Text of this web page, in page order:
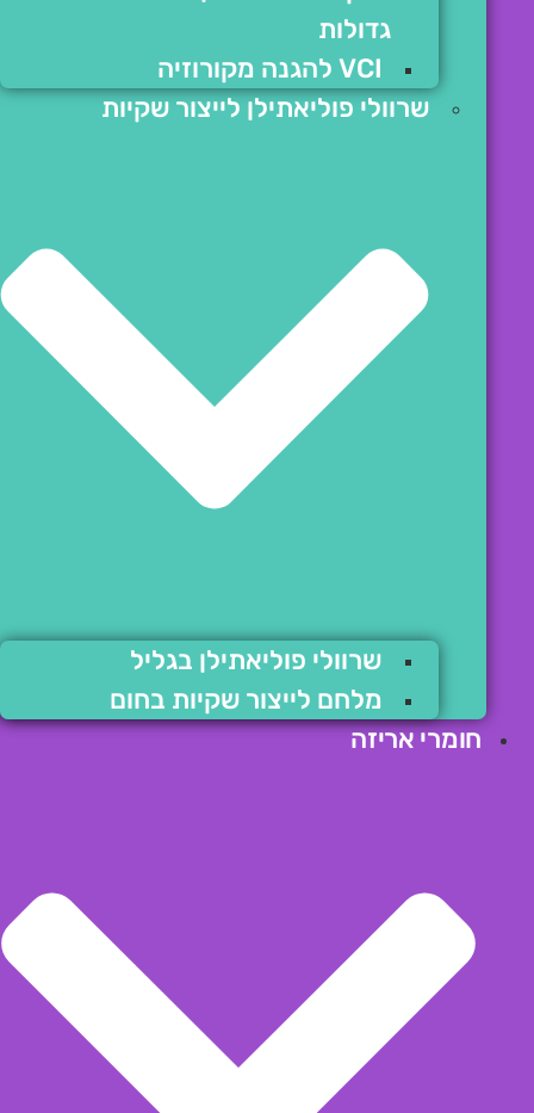
גדולות
VCI להגנה מקורוזיה
שרוולי פוליאתילן לייצור שקיות
שרוולי פוליאתילן בגליל
מלחם לייצור שקיות בחום
חומרי אריזה